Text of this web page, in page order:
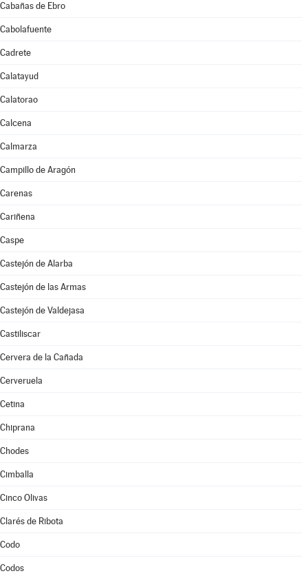
Cabañas de Ebro
Cabolafuente
Cadrete
Calatayud
Calatorao
Calcena
Calmarza
Campillo de Aragón
Carenas
Cariñena
Caspe
Castejón de Alarba
Castejón de las Armas
Castejón de Valdejasa
Castiliscar
Cervera de la Cañada
Cerveruela
Cetina
Chiprana
Chodes
Cimballa
Cinco Olivas
Clarés de Ribota
Codo
Codos